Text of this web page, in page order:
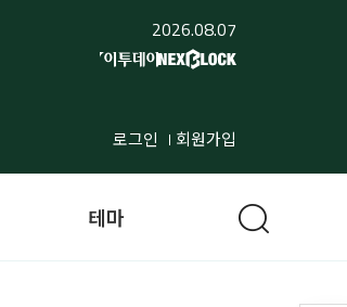
2026.08.07
로그인 회원가입
테마